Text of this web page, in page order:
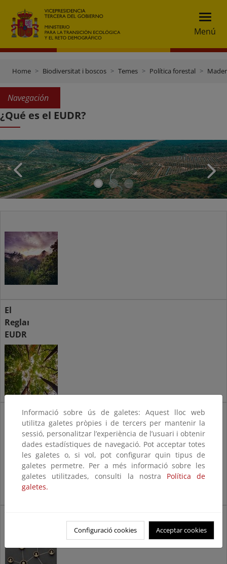
Menú
Home Biodiversitat i boscos Temes Política forestal
Navegación
¿Qué es el EUDR?
El
Reglamento
EUDR
Calendario
aplicación
Declaración de Ámsterdam
Informació sobre ús de galetes: Aquest lloc web
utilitza galetes pròpies i de tercers per mantenir la
sessió, personalitzar l’experiència de l’usuari i obtenir
dades estadístiques de navegació. Pot acceptar totes
les galetes o, si vol, pot configurar quin tipus de
galetes permetre. Per a més informació sobre les
galetes utilitzades, consulti la nostra Política de
galetes.
Configuració cookies Acceptar cookies